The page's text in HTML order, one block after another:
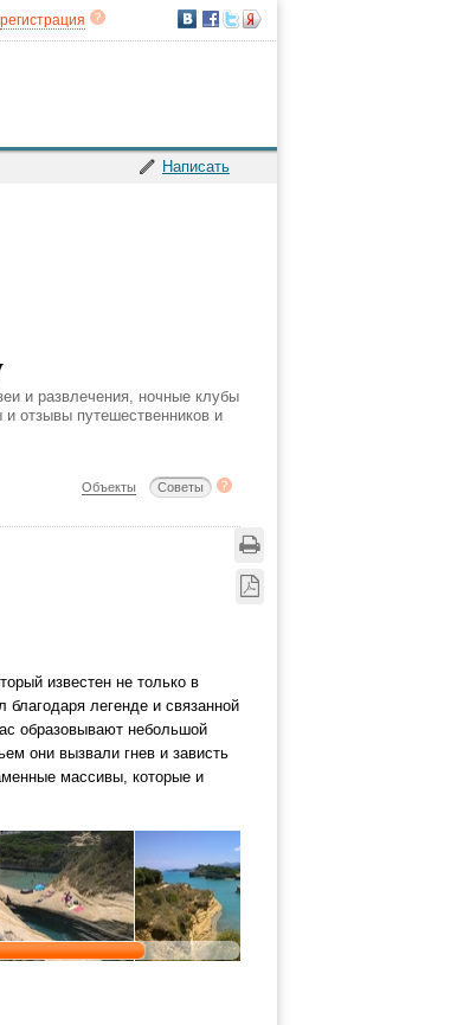
регистрация
Написать
и развлечения, ночные клубы
отзывы путешественников и
Объекты Советы
известен не только в
легенде и связанной
образовывают небольшой
они вызвали гнев и зависть
массивы, которые и